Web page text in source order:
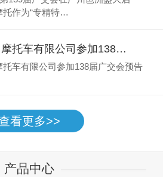
托作为“专精特…
摩托车有限公司参加138…
托车有限公司参加138届广交会预告
看更多>>
产品中心